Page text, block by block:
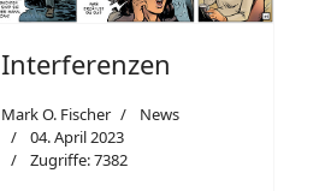
Interferenzen
Mark O. Fischer
News
04. April 2023
Zugriffe: 7382